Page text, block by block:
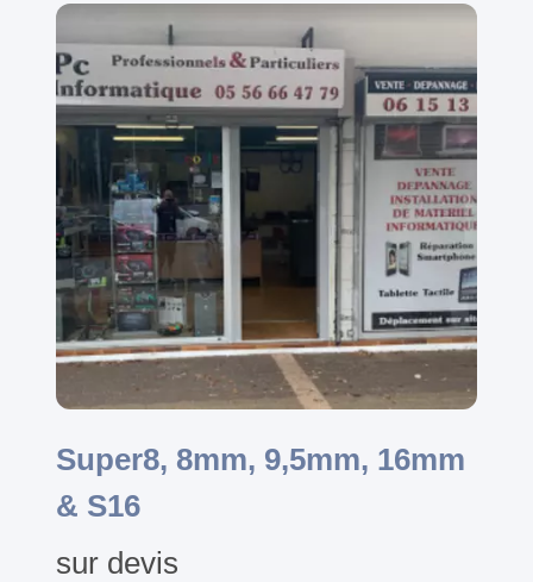
Super8, 8mm, 9,5mm, 16mm
& S16
sur devis